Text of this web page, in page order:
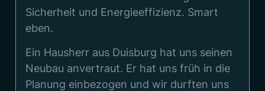
Sicherheit und Energieeffizienz. Smart
eben.
Ein Hausherr aus Duisburg hat uns seinen
Neubau anvertraut. Er hat uns früh in die
Planung einbezogen und wir durften uns